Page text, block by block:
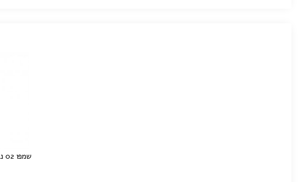
שמפו 02 נגד קשקשים | 1000 מ"ל